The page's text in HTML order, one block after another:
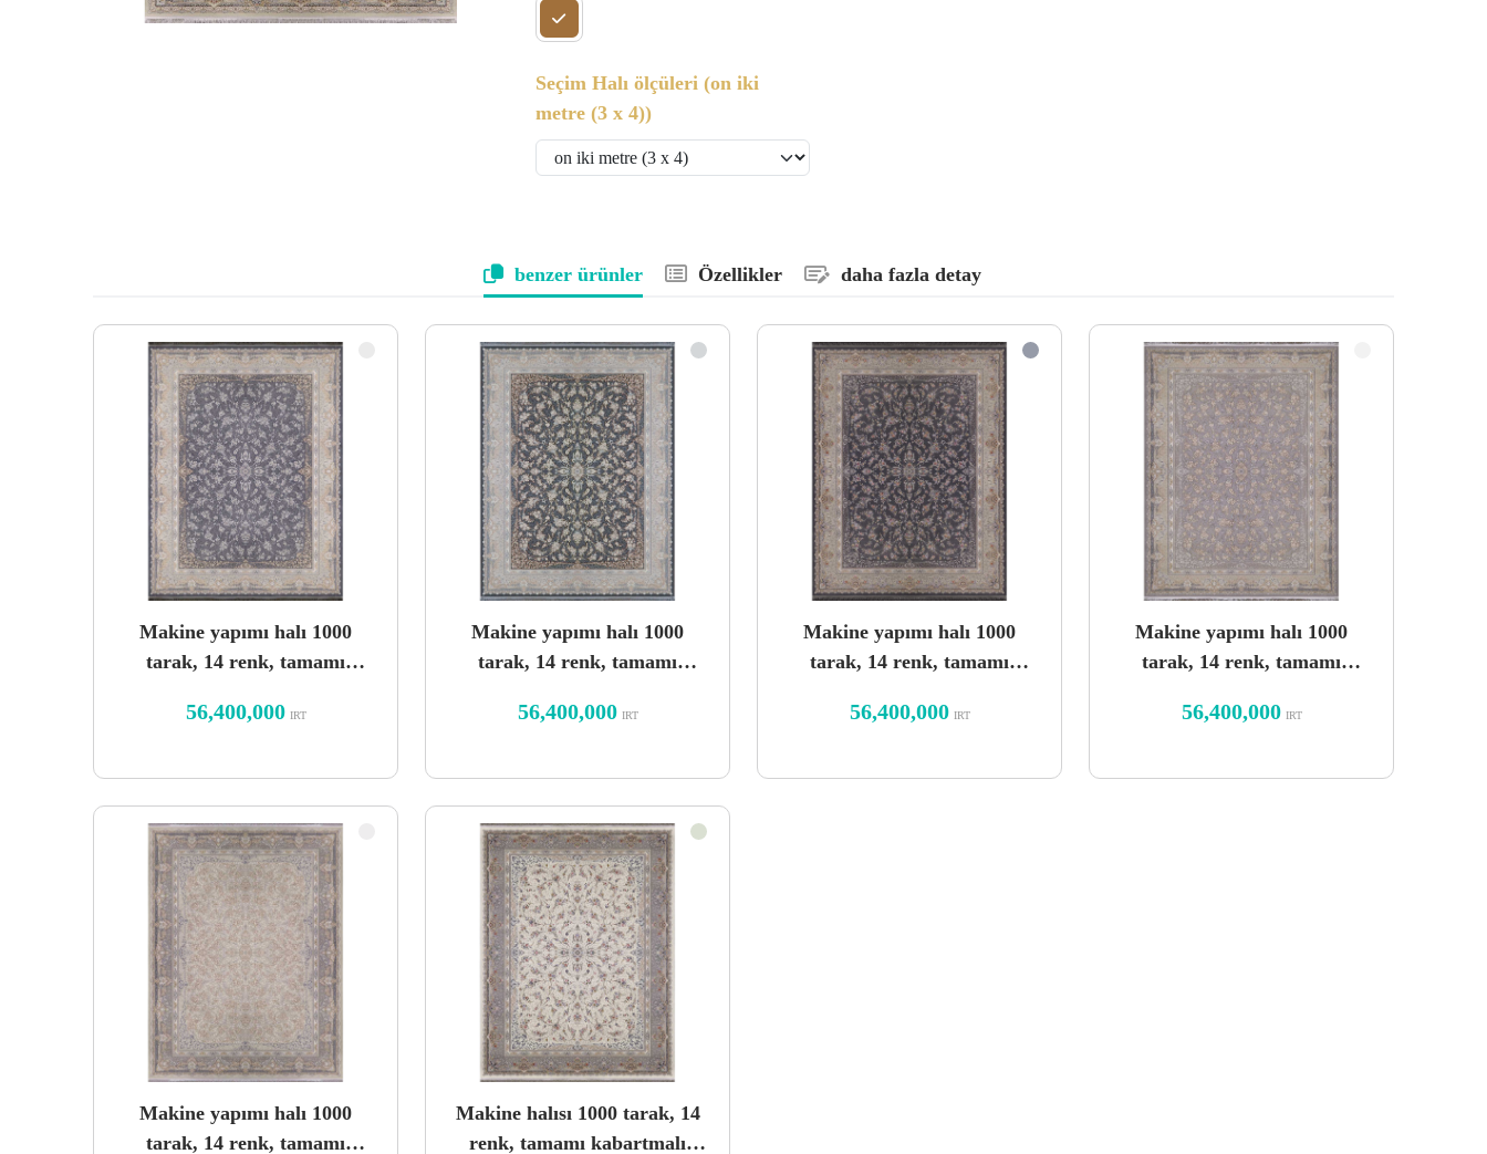
Seçim Halı ölçüleri (on iki
metre (3 x 4))
benzer ürünler Özellikler daha fazla detay
Makine yapımı halı 1000
tarak, 14 renk, tamamı
Titanium Light
56,400,000 IRT
Makine yapımı halı 1000
tarak, 14 renk, tamamı
ışık tasarımı
56,400,000 IRT
Makine yapımı halı 1000
tarak, 14 renk, tamamı
56,400,000 IRT
Makine yapımı halı 1000
tarak, 14 renk, tamamı
tasarım
56,400,000 IRT
Makine yapımı halı 1000
tarak, 14 renk, tamamı
Makine halısı 1000 tarak, 14
renk, tamamı kabartmalı